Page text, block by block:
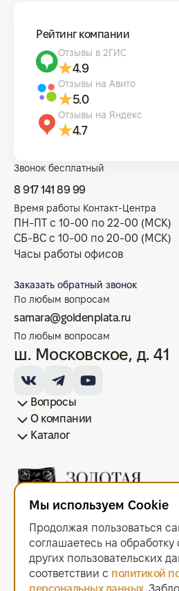
Рейтинг компании
Отзывы в 2ГИС
4.9
Отзывы на Авито
5.0
Отзывы на Яндекс
4.7
Вопросы
Как купить/продать
Условия оплаты
Условия доставки
Гарантия на товар
Возврат монет
Карта сайта
О компании
Франшиза
История
Вопрос-ответ
Отзывы
Лицензии и документы
Контакты офисов
Новости
БлогКаталог
Звонок бесплатный
8 917 141 89 99
Время работы Контакт-Центра
ПН-ПТ с 10-00 по 22-00 (МСК)
СБ-ВС с 10-00 по 20-00 (МСК)
Часы работы офисов
Заказать обратный звонок
По любым вопросам
samara@goldenplata.ru
По любым вопросам
ш. Московское, д. 41
Политика в отношении обработки
Согласие на обработку персональных
Мы используем cookie. Это позволяет нам
взаимодействие посетителей с сайтом и
Мы используем Cookie
Продолжая пользоваться
соглашаетесь на
других пользовательских
соответствии с политикой
персональных данных.